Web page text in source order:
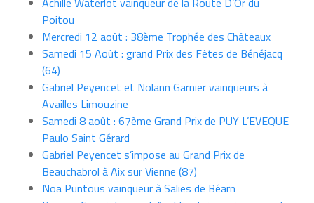
Poitou
Mercredi 12 août : 38ème Trophée des Châteaux
Samedi 15 Août : grand Prix des Fêtes de Bénéjacq
(64)
Gabriel Peyencet et Nolann Garnier vainqueurs à
Availles Limouzine
Samedi 8 août : 67ème Grand Prix de PUY L’EVEQUE
Paulo Saint Gérard
Gabriel Peyencet s’impose au Grand Prix de
Beauchabrol à Aix sur Vienne (87)
Noa Puntous vainqueur à Salies de Béarn